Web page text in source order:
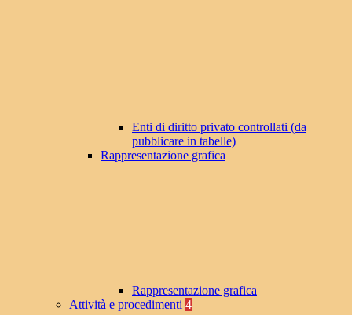
Enti di diritto privato controllati (da
pubblicare in tabelle)
Rappresentazione grafica
Rappresentazione grafica
Attività e procedimenti 4